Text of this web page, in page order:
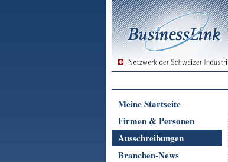
Meine Startseite
Firmen & Personen
Ausschreibungen
Branchen-News